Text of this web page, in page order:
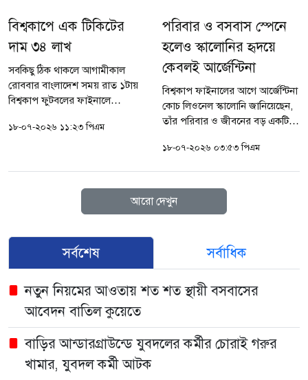
বিশ্বকাপে এক টিকিটের
দাম ৩৪ লাখ
সবকিছু ঠিক থাকলে আগামীকাল
রোববার বাংলাদেশ সময় রাত ১টায়
বিশ্বকাপ ফুটবলের ফাইনালে
ফ্রান্স। বিশ্বকাপ ফাইনালের গুরুত্বপূর্ণ
১৮-০৭-২০২৬ ১১:২৩ পিএম
পরিবার ও বসবাস স্পেনে
হলেও স্কালোনির হৃদয়ে
কেবলই আর্জেন্টিনা
বিশ্বকাপ ফাইনালের আগে আর্জেন্টিনা
কোচ লিওনেল স্কালোনি জানিয়েছেন,
তাঁর পরিবার ও জীবনের বড় একটি
মাঠে নামার পর একমাত্র লক্ষ্য থাকবে
১৮-০৭-২০২৬ ০৩:৫৩ পিএম
আরো দেখুন
সর্বশেষ সর্বাধিক
নতুন নিয়মের আওতায় শত শত স্থায়ী বসবাসের
আবেদন বাতিল কুয়েতে
বাড়ির আন্ডারগ্রাউন্ডে যুবদলের কর্মীর চোরাই গরুর
খামার, যুবদল কর্মী আটক